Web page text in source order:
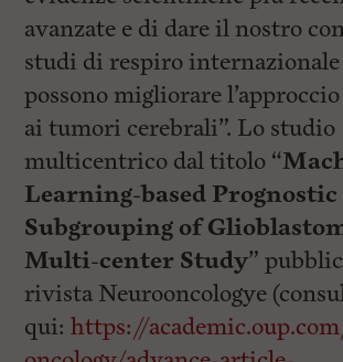
avanzate e di dare il nostro
studi di respiro internazionale
possono migliorare
ai tumori cerebrali”. Lo studio
multicentrico dal titolo “
Learning-based Prognostic
Subgrouping of
Multi-center Study”
rivista Neurooncologye
qui:https://